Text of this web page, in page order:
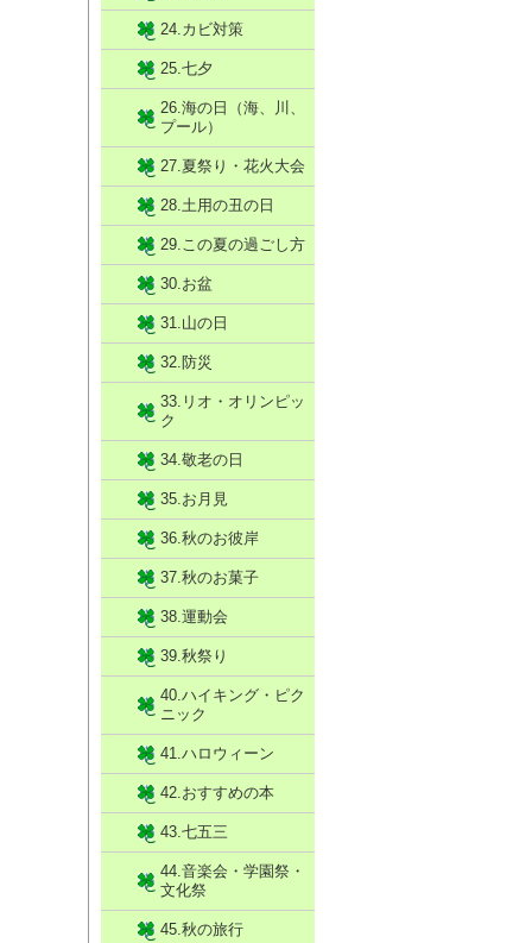
24.カビ対策
25.七夕
26.海の日（海、川、
プール）
27.夏祭り・花火大会
28.土用の丑の日
29.この夏の過ごし方
30.お盆
31.山の日
32.防災
33.リオ・オリンピッ
ク
34.敬老の日
35.お月見
36.秋のお彼岸
37.秋のお菓子
38.運動会
39.秋祭り
40.ハイキング・ピク
ニック
41.ハロウィーン
42.おすすめの本
43.七五三
44.音楽会・学園祭・
文化祭
45.秋の旅行